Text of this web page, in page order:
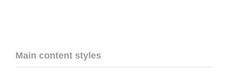
Main content styles